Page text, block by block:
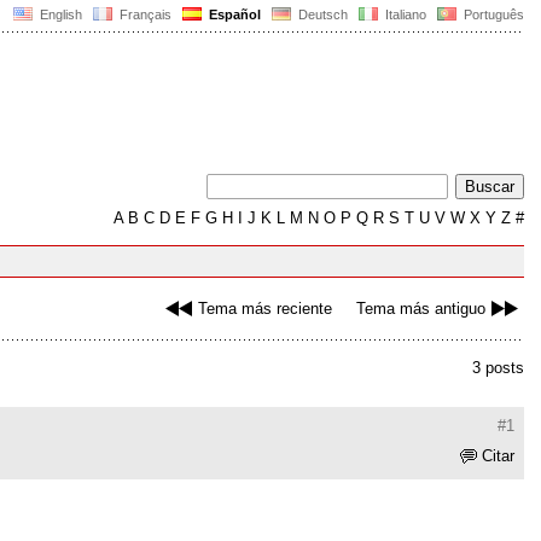
English Français Español Deutsch Italiano Português
AB C D E F G H J K L M N O P Q R S T U V W X Y Z #
Tema más reciente Tema más antiguo
3 posts
#1
Citar